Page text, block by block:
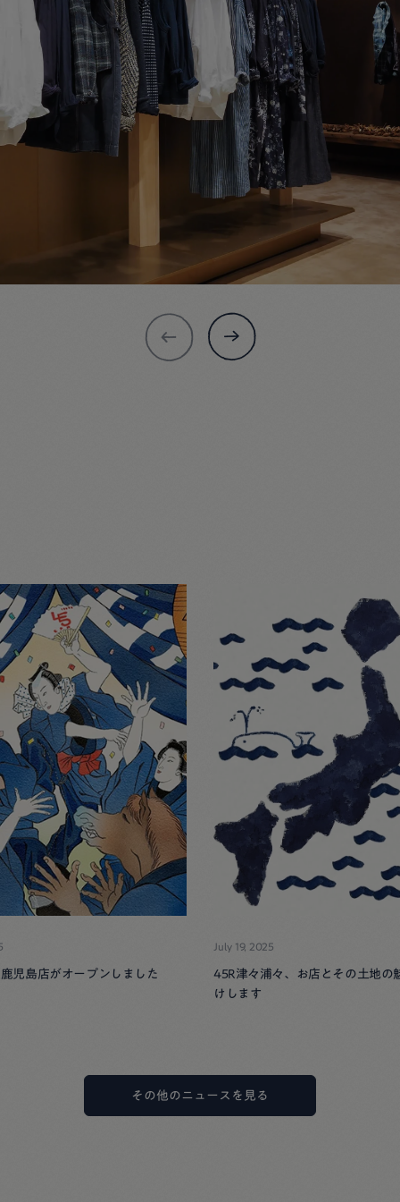
児島店がオープンしました
July 19, 2025
45R津々浦々、お店とその土地の
けします
その他のニュースを見る